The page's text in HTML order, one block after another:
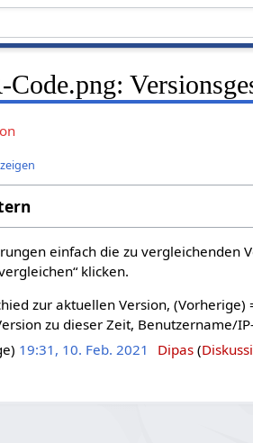
einfach die zu vergleichenden
klicken.
zur aktuellen Version,
zu dieser Zeit, Benutzername/
19:31, 10. Feb. 2021 Dipas